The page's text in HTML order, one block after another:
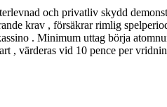
och privatliv skydd
krav , försäkrar rimlig
. Minimum uttag börja
, värderas vid 10 pence per